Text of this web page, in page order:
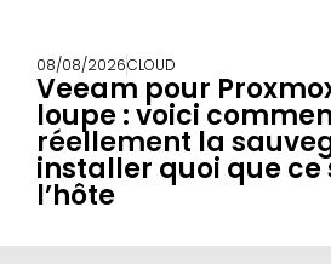
08/08/2026CLOUD
Veeam pour
loupe : voici
réellement la
installer quoi que ce
l’hôte